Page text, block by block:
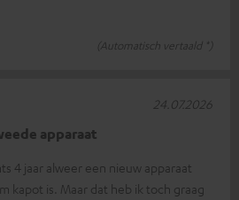
(Automatisch vertaald *)
apparaat
4 jaar alweer een nieuw apparaat
kapot is. Maar dat heb ik toch graag
24.07.2026